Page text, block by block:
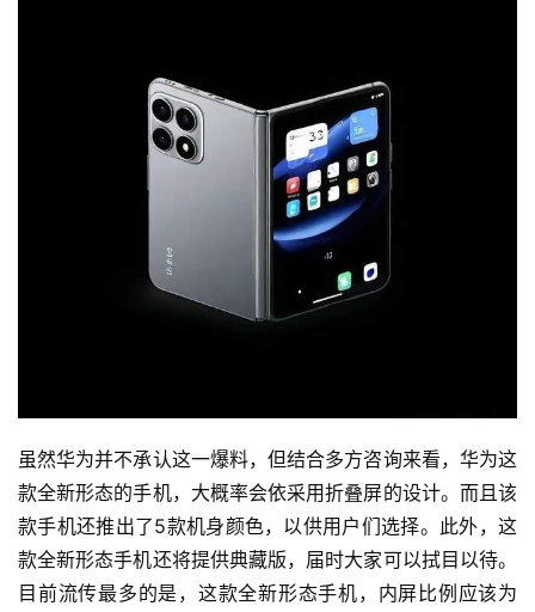
虽然华为并不承认这一爆料，但结合多方咨询来看，华为这
款全新形态的手机，大概率会依采用折叠屏的设计。而且该
款手机还推出了5款机身颜色，以供用户们选择。此外，这
款全新形态手机还将提供典藏版，届时大家可以拭目以待。
目前流传最多的是，这款全新形态手机，内屏比例应该为